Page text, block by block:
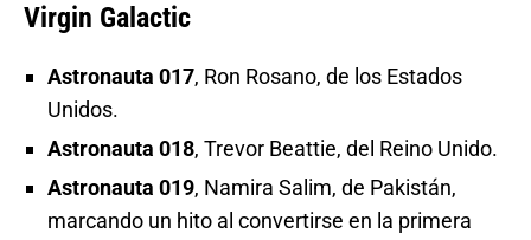
Virgin Galactic
Astronauta 017, Ron Rosano, de los Estados
Unidos.
Astronauta 018, Trevor Beattie, del Reino Unido.
Astronauta 019, Namira Salim, de Pakistán,
marcando un hito al convertirse en la primera